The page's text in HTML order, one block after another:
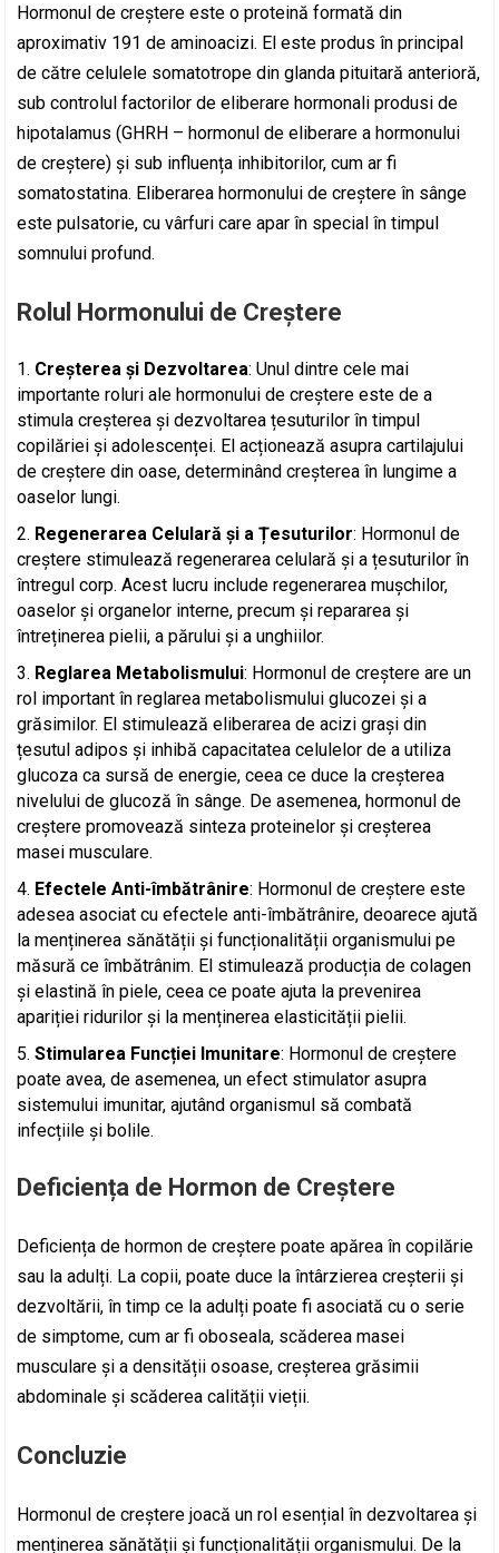
Hormonul de creștere este o proteină formată din
aproximativ 191 de aminoacizi. El este produs în principal
de către celulele somatotrope din glanda pituitară anterioră,
sub controlul factorilor de eliberare hormonali produsi de
hipotalamus (GHRH – hormonul de eliberare a hormonului
de creștere) și sub influența inhibitorilor, cum ar fi
somatostatina. Eliberarea hormonului de creștere în sânge
este pulsatorie, cu vârfuri care apar în special în timpul
somnului profund.
Rolul Hormonului de Creștere
Creșterea și Dezvoltarea: Unul dintre cele mai
importante roluri ale hormonului de creștere este de a
stimula creșterea și dezvoltarea țesuturilor în timpul
copilăriei și adolescenței. El acționează asupra cartilajului
de creștere din oase, determinând creșterea în lungime a
oaselor lungi.
Regenerarea Celulară și a Țesuturilor: Hormonul de
creștere stimulează regenerarea celulară și a țesuturilor în
întregul corp. Acest lucru include regenerarea mușchilor,
oaselor și organelor interne, precum și repararea și
întreținerea pielii, a părului și a unghiilor.
Reglarea Metabolismului: Hormonul de creștere are un
rol important în reglarea metabolismului glucozei și a
grăsimilor. El stimulează eliberarea de acizi grași din
țesutul adipos și inhibă capacitatea celulelor de a utiliza
glucoza ca sursă de energie, ceea ce duce la creșterea
nivelului de glucoză în sânge. De asemenea, hormonul de
creștere promovează sinteza proteinelor și creșterea
masei musculare.
Efectele Anti-îmbătrânire: Hormonul de creștere este
adesea asociat cu efectele anti-îmbătrânire, deoarece ajută
la menținerea sănătății și funcționalității organismului pe
măsură ce îmbătrânim. El stimulează producția de colagen
și elastină în piele, ceea ce poate ajuta la prevenirea
apariției ridurilor și la menținerea elasticității pielii.
Stimularea Funcției Imunitare: Hormonul de creștere
poate avea, de asemenea, un efect stimulator asupra
sistemului imunitar, ajutând organismul să combată
infecțiile și bolile.
Deficiența de Hormon de Creștere
Deficiența de hormon de creștere poate apărea în copilărie
sau la adulți. La copii, poate duce la întârzierea creșterii și
dezvoltării, în timp ce la adulți poate fi asociată cu o serie
de simptome, cum ar fi oboseala, scăderea masei
musculare și a densității osoase, creșterea grăsimii
abdominale și scăderea calității vieții.
Concluzie
Hormonul de creștere joacă un rol esențial în dezvoltarea și
menținerea sănătății și funcționalității organismului. De la